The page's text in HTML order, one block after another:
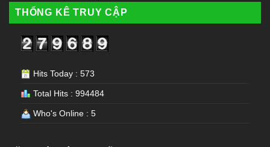
THỐNG KÊ TRUY CẬP
Hits Today : 573
Total Hits : 994484
Who's Online : 5